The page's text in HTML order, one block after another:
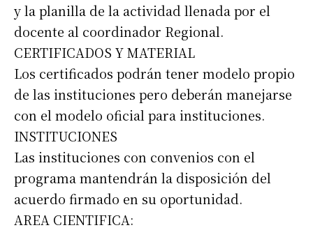
y la planilla de la actividad llenada por el
docente al coordinador Regional.
CERTIFICADOS Y MATERIAL
Los certificados podrán tener modelo propio
de las instituciones pero deberán manejarse
con el modelo oficial para instituciones.
INSTITUCIONES
Las instituciones con convenios con el
programa mantendrán la disposición del
acuerdo firmado en su oportunidad.
AREA CIENTIFICA: